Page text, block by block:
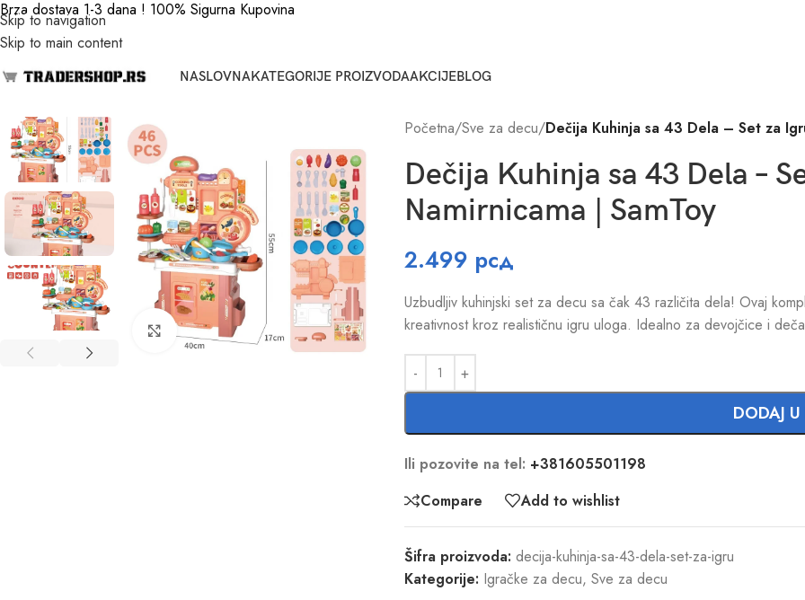
Skip to navigation
Skip to main content
Brza dostava 1-3 dana ! 100% Sigurna Kupovina
NASLOVNAKATEGORIJE PROIZVODAAKCIJEBLOG
Click to enlarge
Početna/Sve za decu/Dečija Kuhinja sa 43 Dela – Set za
Dečija Kuhinja sa 43 Dela –
Namirnicama | SamToy
2.499 рсд
Uzbudljiv kuhinjski set za decu sa čak 43 različita dela! Ovaj
kreativnost kroz realističnu igru uloga. Idealno za devojčice i
DODAJ U
Ili pozovite na tel: +381605501198
Compare
Add to wishlist
Šifra proizvoda: decija-kuhinja-sa-43-dela-set-za-igru
Kategorije: Igračke za decu, Sve za decu